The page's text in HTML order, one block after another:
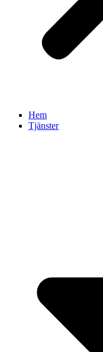
Hem
Tjänster